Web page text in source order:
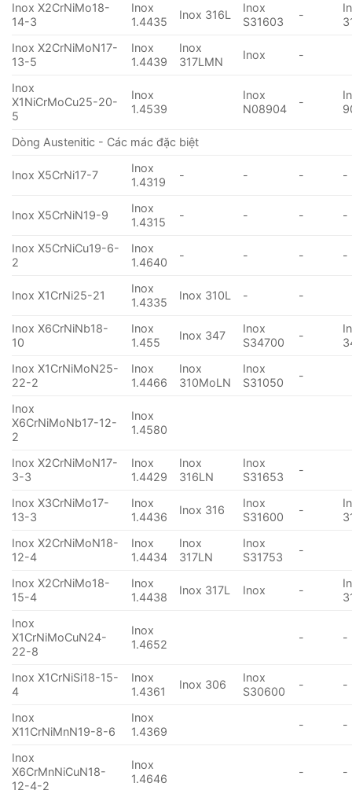
Inox X2CrNiMo18-
14-3
Inox
1.4435
Inox 316L
Inox
S31603
-
Inox X2CrNiMoN17-
13-5
Inox
1.4439
Inox
317LMN
Inox -
Inox
X1NiCrMoCu25-20-
5
Inox
1.4539
Inox
N08904
-
Dòng Austenitic - Các mác đặc biệt
Inox X5CrNi17-7
Inox
1.4319
- - - -
Inox X5CrNiN19-9
Inox
1.4315
- - - -
Inox X5CrNiCu19-6-
2
Inox
1.4640
- - - -
Inox X1CrNi25-21
Inox
1.4335
Inox 310L - -
Inox X6CrNiNb18-
10
Inox
1.455
Inox 347
Inox
S34700
-
Inox X1CrNiMoN25-
22-2
Inox
1.4466
Inox
310MoLN
Inox
S31050
-
Inox
X6CrNiMoNb17-12-
2
Inox
1.4580
Inox X2CrNiMoN17-
3-3
Inox
1.4429
Inox
316LN
Inox
S31653
-
Inox X3CrNiMo17-
13-3
Inox
1.4436
Inox 316
Inox
S31600
-
Inox X2CrNiMoN18-
12-4
Inox
1.4434
Inox
317LN
Inox
S31753
-
Inox X2CrNiMo18-
15-4
Inox
1.4438
Inox 317L Inox -
Inox
X1CrNiMoCuN24-
22-8
Inox
1.4652
- -
Inox X1CrNiSi18-15-
4
Inox
1.4361
Inox 306
Inox
S30600
- -
Inox
X11CrNiMnN19-8-6
Inox
1.4369
- -
Inox
X6CrMnNiCuN18-
12-4-2
Inox
1.4646
- -